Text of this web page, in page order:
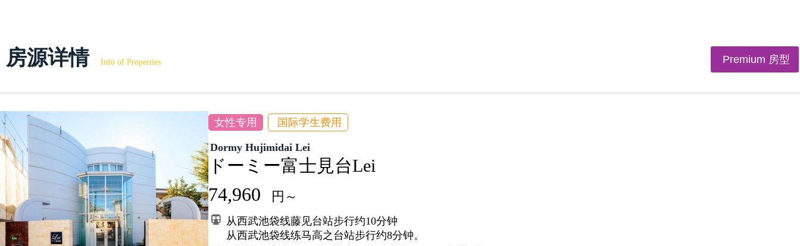
房源详情 Info of Properties Premium 房型
女性专用 国际学生费用
Dormy Hujimidai Lei
ドーミー富士見台Lei
74,960 円～
从西武池袋线藤见台站步行约10分钟
从西武池袋线练马高之台站步行约8分钟。